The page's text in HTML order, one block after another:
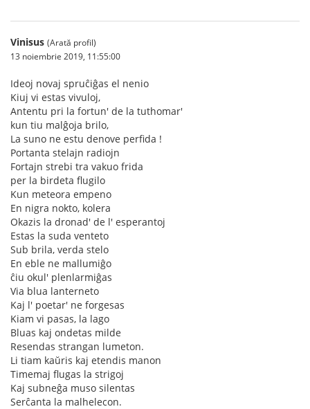
Vinisus (Arată profil)
13 noiembrie 2019, 11:55:00
Ideoj novaj spruĉiĝas el nenio
Kiuj vi estas vivuloj,
Antentu pri la fortun' de la tuthomar'
kun tiu malĝoja brilo,
La suno ne estu denove perfida !
Portanta stelajn radiojn
Fortajn strebi tra vakuo frida
per la birdeta flugilo
Kun meteora empeno
En nigra nokto, kolera
Okazis la dronad' de l' esperantoj
Estas la suda venteto
Sub brila, verda stelo
En eble ne mallumiĝo
ĉiu okul' plenlarmiĝas
Via blua lanterneto
Kaj l' poetar' ne forgesas
Kiam vi pasas, la lago
Bluas kaj ondetas milde
Resendas strangan lumeton.
Li tiam kaŭris kaj etendis manon
Timemaj flugas la strigoj
Kaj subneĝa muso silentas
Serĉanta la malhelecon.